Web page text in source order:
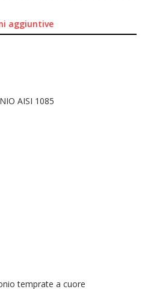
aggiuntive
AISI 1085
temprate a cuore